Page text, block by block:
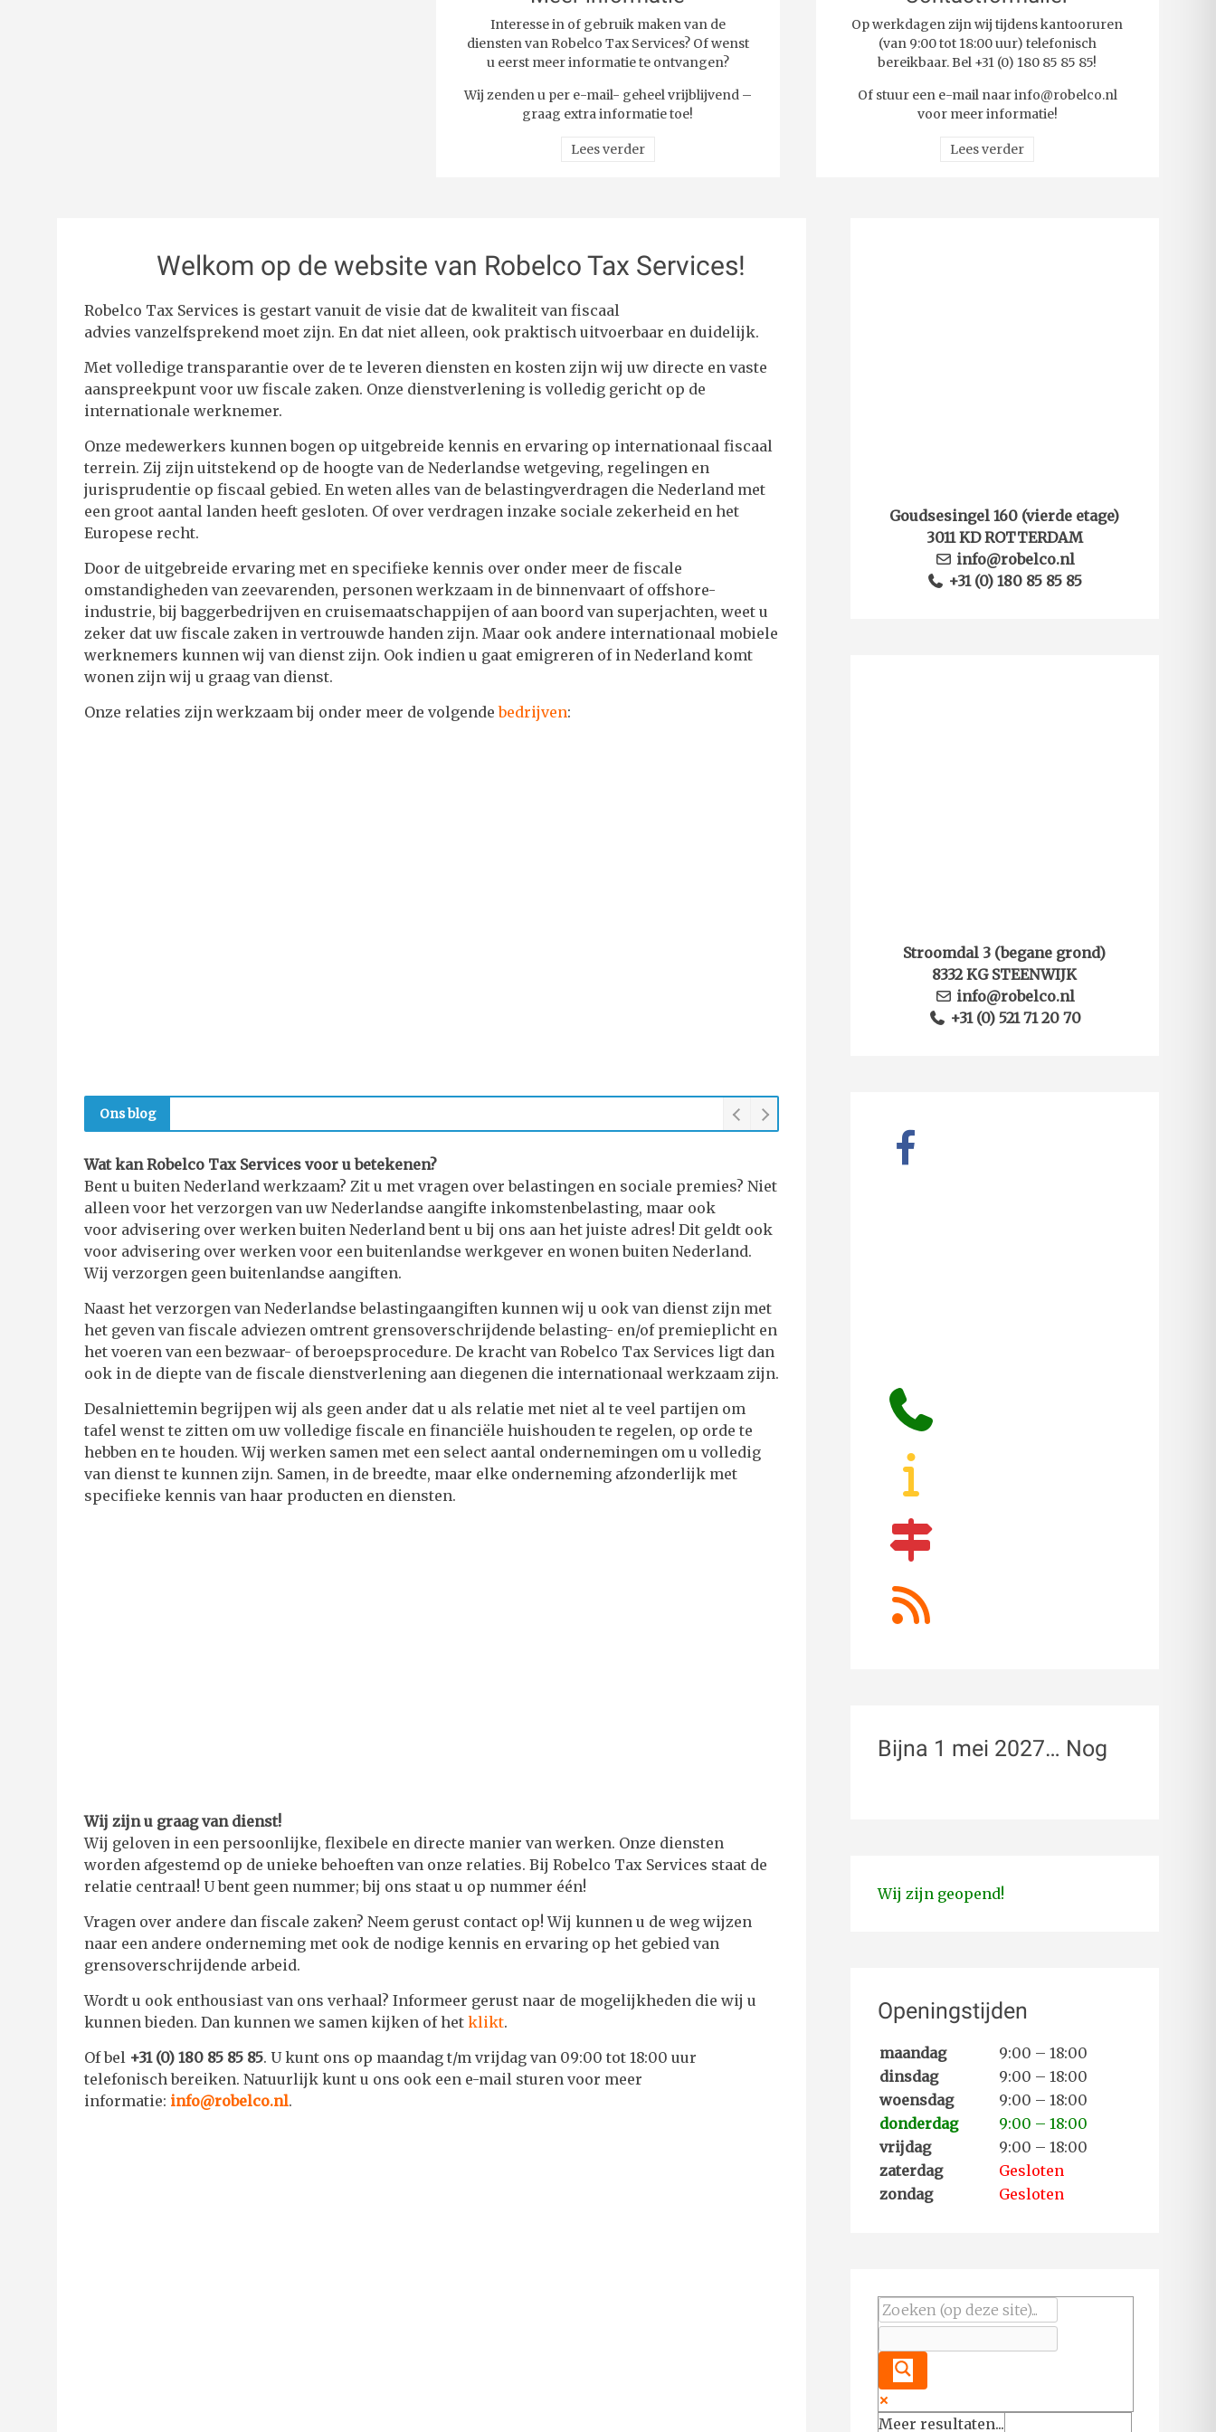
Interesse in of gebruik maken van de
diensten van Robelco Tax Services? Of wenst
u eerst meer informatie te ontvangen?
Wij zenden u per e-mail- geheel vrijblijvend –
graag extra informatie toe!
Lees verder
Op werkdagen zijn wij tijdens kantooruren
(van 9:00 tot 18:00 uur) telefonisch
bereikbaar. Bel +31 (0) 180 85 85 85!
Of stuur een e-mail naar info@robelco.nl
voor meer informatie!
Lees verder
Welkom op de website van Robelco Tax Services!
Robelco Tax Services is gestart vanuit de visie dat de kwaliteit van fiscaal
advies vanzelfsprekend moet zijn. En dat niet alleen, ook praktisch uitvoerbaar en duidelijk.
Met volledige transparantie over de te leveren diensten en kosten zijn wij uw directe en vaste
aanspreekpunt voor uw fiscale zaken. Onze dienstverlening is volledig gericht op de
internationale werknemer.
Onze medewerkers kunnen bogen op uitgebreide kennis en ervaring op internationaal fiscaal
terrein. Zij zijn uitstekend op de hoogte van de Nederlandse wetgeving, regelingen en
jurisprudentie op fiscaal gebied. En weten alles van de belastingverdragen die Nederland met
een groot aantal landen heeft gesloten. Of over verdragen inzake sociale zekerheid en het
Europese recht.
Door de uitgebreide ervaring met en specifieke kennis over onder meer de fiscale
omstandigheden van zeevarenden, personen werkzaam in de binnenvaart of offshore-
industrie, bij baggerbedrijven en cruisemaatschappijen of aan boord van superjachten, weet u
zeker dat uw fiscale zaken in vertrouwde handen zijn. Maar ook andere internationaal mobiele
werknemers kunnen wij van dienst zijn. Ook indien u gaat emigreren of in Nederland komt
wonen zijn wij u graag van dienst.
Onze relaties zijn werkzaam bij onder meer de volgendebedrijven:
Ons blog
Wat kan Robelco Tax Services voor u betekenen?
Bent u buiten Nederland werkzaam? Zit u met vragen over belastingen en sociale premies? Niet
alleen voor het verzorgen van uw Nederlandse aangifte inkomstenbelasting, maar ook
voor advisering over werken buiten Nederland bent u bij ons aan het juiste adres! Dit geldt ook
voor advisering over werken voor een buitenlandse werkgever en wonen buiten Nederland.
Wij verzorgen geen buitenlandse aangiften.
Naast het verzorgen van Nederlandse belastingaangiften kunnen wij u ook van dienst zijn met
het geven van fiscale adviezen omtrent grensoverschrijdende belasting- en/of premieplicht en
het voeren van een bezwaar- of beroepsprocedure. De kracht van Robelco Tax Services ligt dan
ook in de diepte van de fiscale dienstverlening aan diegenen die internationaal werkzaam zijn.
Desalniettemin begrijpen wij als geen ander dat u als relatie met niet al te veel partijen om
tafel wenst te zitten om uw volledige fiscale en financiële huishouden te regelen, op orde te
hebben en te houden. Wij werken samen met een select aantal ondernemingen om u volledig
van dienst te kunnen zijn. Samen, in de breedte, maar elke onderneming afzonderlijk met
specifieke kennis van haar producten en diensten.
Wij zijn u graag van dienst!
Wij geloven in een persoonlijke, flexibele en directe manier van werken. Onze diensten
worden afgestemd op de unieke behoeften van onze relaties. Bij Robelco Tax Services staat de
relatie centraal! U bent geen nummer; bij ons staat u op nummer één!
Vragen over andere dan fiscale zaken? Neem gerust contact op! Wij kunnen u de weg wijzen
naar een andere onderneming met ook de nodige kennis en ervaring op het gebied van
grensoverschrijdende arbeid.
Wordt u ook enthousiast van ons verhaal? Informeer gerust naar de mogelijkheden die wij u
kunnen bieden. Dan kunnen we samen kijken of het klikt.
Of bel +31 (0) 180 85 85 85. U kunt ons op maandag t/m vrijdag van 09:00 tot 18:00 uur
telefonisch bereiken. Natuurlijk kunt u ons ook een e-mail sturen voor meer
informatie: info@robelco.nl.
Goudsesingel 160 (vierde etage)
3011 KD ROTTERDAM
info@robelco.nl
+31 (0) 180 85 85 85
Stroomdal 3 (begane grond)
8332 KG STEENWIJK
info@robelco.nl
+31 (0) 521 71 20 70
facebook-
linkedin
phone
map-
signs
rss
Bijna 1 mei 2027… Nog
Wij zijn geopend!
Openingstijden
maandag
9:00 – 18:00
dinsdag
9:00 – 18:00
woensdag
9:00 – 18:00
donderdag
9:00 – 18:00
vrijdag
9:00 – 18:00
zaterdag
Gesloten
zondag
Gesloten
Meer resultaten...